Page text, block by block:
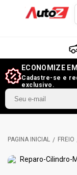
ECONOMIZE
Cadastre-se e
exclusivo.
FREIO